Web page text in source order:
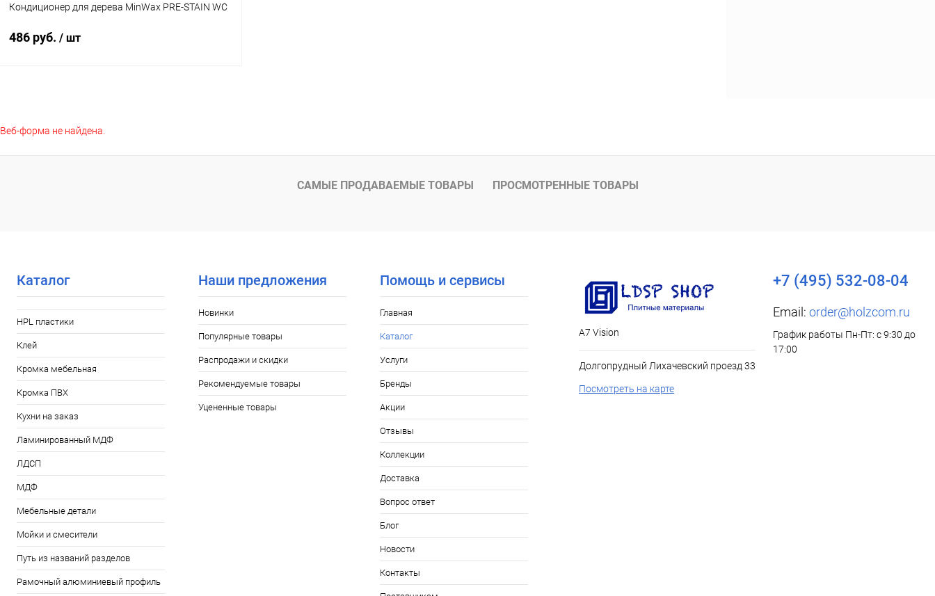
Кондиционер для дерева MinWax PRE-STAIN WC
486 руб. / шт
Купить в 1 клик
В избранное В наличии
Веб-форма не найдена.
САМЫЕ ПРОДАВАЕМЫЕ ТОВАРЫ ПРОСМОТРЕННЫЕ ТОВАРЫ
Каталог
HPL пластики
Клей
Кромка мебельная
Кромка ПВХ
Кухни на заказ
Ламинированный МДФ
ЛДСП
МДФ
Мебельные детали
Мойки и смесители
Путь из названий разделов
Рамочный алюминиевый профиль
Наши предложения
Новинки
Популярные товары
Распродажи и скидки
Рекомендуемые товары
Уцененные товары
Помощь и сервисы
Главная
Каталог
Услуги
Бренды
Акции
Отзывы
Коллекции
Доставка
Вопрос ответ
Блог
Новости
Контакты
А7 Vision
Долгопрудный Лихачевский проезд 33
Посмотреть на карте
+7 (495) 532-08-04
Email: order@holzcom.ru
График работы Пн-Пт: с 9:30 до
17:00